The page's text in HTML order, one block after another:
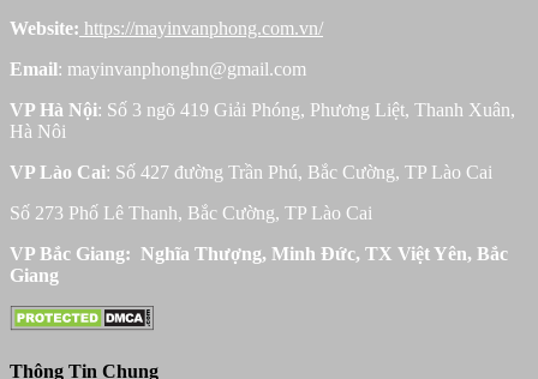
Website: https://mayinvanphong.com.vn/
Email: mayinvanphonghn@gmail.com
VP Hà Nội: Số 3 ngõ 419 Giải Phóng, Phương Liệt, Thanh Xuân,
Hà Nôi
VP Lào Cai: Số 427 đường Trần Phú, Bắc Cường, TP Lào Cai
Số 273 Phố Lê Thanh, Bắc Cường, TP Lào Cai
VP Bắc Giang: Nghĩa Thượng, Minh Đức, TX Việt Yên, Bắc
Giang
Thông Tin Chung